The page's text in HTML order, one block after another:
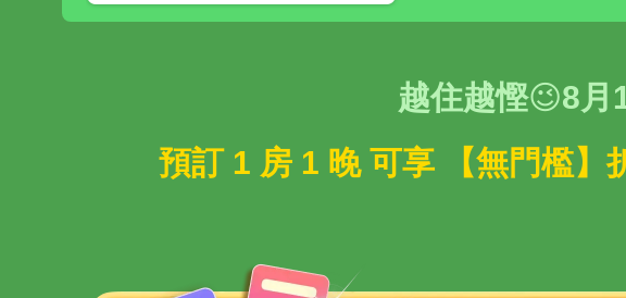
越住越慳😉8月
預訂 1 房 1 晚 可享 【無門檻】